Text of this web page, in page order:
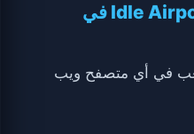
هل يمكنني لعب Idle Airport CEO في
في أي متصفح ويب